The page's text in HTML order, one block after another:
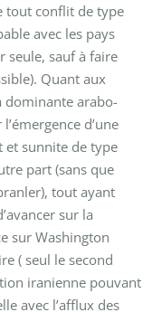
tout conflit de type
avec les pays
seule, sauf à faire
Quant aux
dominante arabo-
d’une
et sunnite de type
part (sans que
tout ayant
sur la
sur Washington
( seul le second
iranienne pouvant
avec l’afflux des